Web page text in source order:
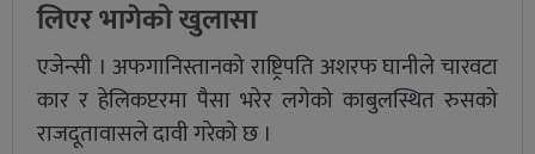
लिएर भागेको खुलासा
एजेन्सी । अफगानिस्तानको राष्ट्रिपति अशरफ घानीले चारवटा
कार र हेलिकप्टरमा पैसा भरेर लगेको काबुलस्थित रुसको
राजदूतावासले दावी गरेको छ ।